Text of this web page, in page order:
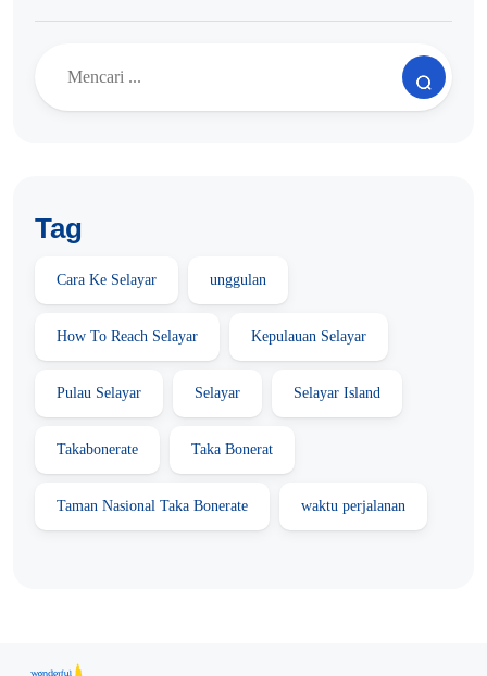
Tag
Cara Ke Selayar unggulan
How To Reach Selayar Kepulauan Selayar
Pulau Selayar Selayar Selayar Island
Takabonerate Taka Bonerat
Taman Nasional Taka Bonerate waktu perjalanan